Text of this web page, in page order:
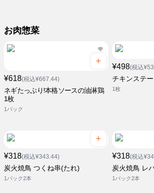
お肉惣菜
¥618(税込¥667.44)
ネギたっぷり!本格ソースの油淋鶏
1枚
1パック
¥498(税込
チキンステ
1枚
¥318(税込¥343.44)
炭火焼鳥 つくね串(たれ)
1パック2本
¥318(税込
炭火焼鳥 レ
1パック2本